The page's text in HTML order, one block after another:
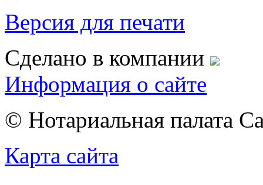
Версия для печати
Сделано в компании
Информация о сайте
© Нотариальная палата
Карта сайта